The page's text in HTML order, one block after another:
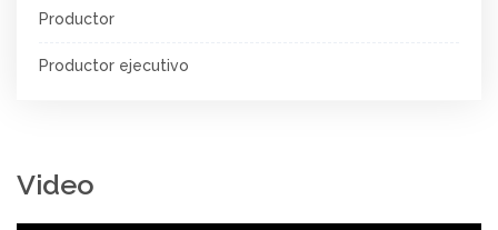
Productor
Productor ejecutivo
Video